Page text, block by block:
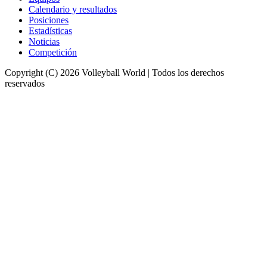
Calendario y resultados
Posiciones
Estadísticas
Noticias
Competición
Copyright (C) 2026 Volleyball World | Todos los derechos
reservados